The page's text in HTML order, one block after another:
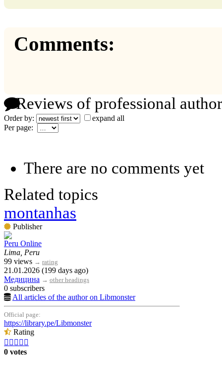
Comments:
Reviews of professional
Order by:
expand all
Per page:
There are no comments yet
Related topics
montanhas
Publisher
Peru Online
Lima, Peru
99 views → rating
21.01.2026 (199 days ago)
Медицина → other headings
0 subscribers
All articles of the author on Libmonster
Official page:
https://library.pe/Libmonster
Rating
    
0 votes